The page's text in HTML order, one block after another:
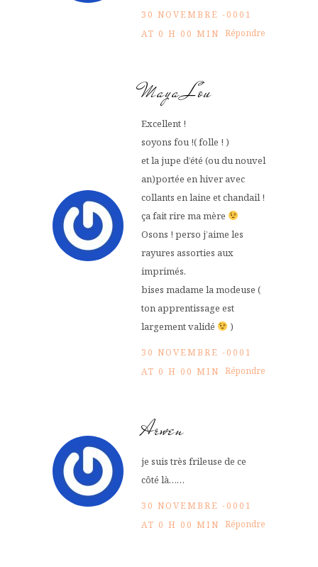
30 NOVEMBRE -0001
AT 0 H 00 MIN Répondre
Maya Lou
Excellent !
soyons fou !( folle ! )
et la jupe d’été (ou du nouvel
an)portée en hiver avec
collants en laine et chandail !
ça fait rire ma mère
Osons ! perso j’aime les
rayures assorties aux
imprimés.
bises madame la modeuse (
ton apprentissage est
largement validé
)
30 NOVEMBRE -0001
AT 0 H 00 MIN Répondre
Arwen
je suis très frileuse de ce
côté là……
30 NOVEMBRE -0001
AT 0 H 00 MIN Répondre